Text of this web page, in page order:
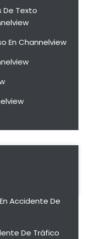
De Texto
En Channelview
Accidente De
De Tráfico